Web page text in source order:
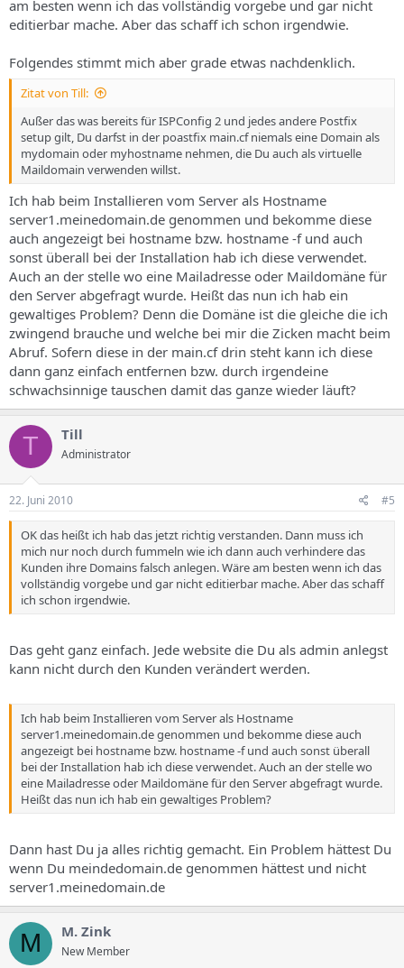
am besten wenn ich das vollständig vorgebe und gar nicht
editierbar mache. Aber das schaff ich schon irgendwie.
Folgendes stimmt mich aber grade etwas nachdenklich.
Zitat von Till:
Außer das was bereits für ISPConfig 2 und jedes andere Postfix
setup gilt, Du darfst in der poastfix main.cf niemals eine Domain als
mydomain oder myhostname nehmen, die Du auch als virtuelle
Maildomain verwenden willst.
Ich hab beim Installieren vom Server als Hostname
server1.meinedomain.de genommen und bekomme diese
auch angezeigt bei hostname bzw. hostname -f und auch
sonst überall bei der Installation hab ich diese verwendet.
Auch an der stelle wo eine Mailadresse oder Maildomäne für
den Server abgefragt wurde. Heißt das nun ich hab ein
gewaltiges Problem? Denn die Domäne ist die gleiche die ich
zwingend brauche und welche bei mir die Zicken macht beim
Abruf. Sofern diese in der main.cf drin steht kann ich diese
dann ganz einfach entfernen bzw. durch irgendeine
schwachsinnige tauschen damit das ganze wieder läuft?
T Till
Administrator
22. Juni 2010 #5
OK das heißt ich hab das jetzt richtig verstanden. Dann muss ich
mich nur noch durch fummeln wie ich dann auch verhindere das
Kunden ihre Domains falsch anlegen. Wäre am besten wenn ich das
vollständig vorgebe und gar nicht editierbar mache. Aber das schaff
ich schon irgendwie.
Das geht ganz einfach. Jede website die Du als admin anlegst
kann nicht durch den Kunden verändert werden.
Ich hab beim Installieren vom Server als Hostname
server1.meinedomain.de genommen und bekomme diese auch
angezeigt bei hostname bzw. hostname -f und auch sonst überall
bei der Installation hab ich diese verwendet. Auch an der stelle wo
eine Mailadresse oder Maildomäne für den Server abgefragt wurde.
Heißt das nun ich hab ein gewaltiges Problem?
Dann hast Du ja alles richtig gemacht. Ein Problem hättest Du
wenn Du meindedomain.de genommen hättest und nicht
server1.meinedomain.de
M M. Zink
New Member